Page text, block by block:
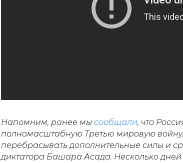
Напомним, ранее мы сообщали, что
полномасштабную Третью мировую
перебрасывать дополнительные силы и
диктатора Башара Асада. Несколько дней